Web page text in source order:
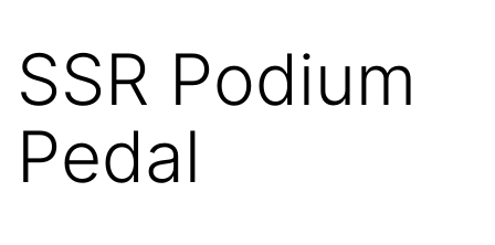
SSR Podium
Pedal